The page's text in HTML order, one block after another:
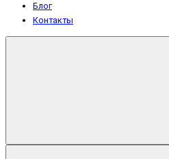
Блог
Контакты